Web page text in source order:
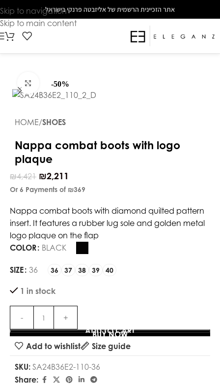
The
beginning
of
web
main
Content
Skip to navigation
Skip to main content
אתר הזכיינית הרשמית של אליזבטה פרנקי בישראל
-50%
Click to enlarge
HOME SHOES
Nappa combat boots with logo
plaque
₪4,421 ₪2,211
Or 6 Payments of ₪369
Nappa combat boots with diamond quilted pattern
insert. It features a rubber lug sole and golden metal
logo plaque on the flap
COLOR BLACK
SIZE 36 36 37 38 39 40
1 in stock
ADD TO CART
BUY NOW
Add to wishlist
Size guide
SKU: SA24B36E2-110-36
Share: